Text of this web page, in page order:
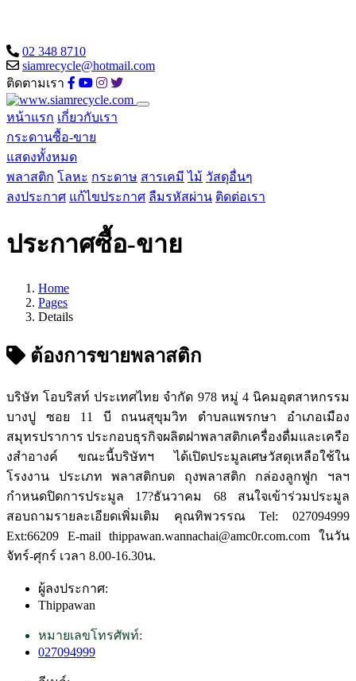
02 348 8710
siamrecycle@hotmail.com
ติดตามเรา
หน้าแรก เกี่ยวกับเรา
กระดานซื้อ-ขาย
แสดงทั้งหมด
พลาสติก โลหะ กระดาษ สารเคมี ไม้ วัสดุอื่นๆ
ลงประกาศ แก้ไขประกาศ ลืมรหัสผ่าน ติดต่อเรา
ประกาศซื้อ-ขาย
Home
Pages
Details
ต้องการขายพลาสติก
บริษัท โอบริสท์ ประเทศไทย จำกัด 978 หมู่ 4 นิคมอุตสาหกรรม
บางปู ซอย 11 บี ถนนสุขุมวิท ตำบลแพรกษา อำเภอเมือง
สมุทรปราการ ประกอบธุรกิจผลิตฝาพลาสติกเครื่องดื่มและเครือ
งสำอางค์ ขณะนี้บริษัทฯ ได้เปิดประมูลเศษวัสดุเหลือใช้ใน
โรงงาน ประเภท พลาสติกบด ถุงพลาสติก กล่องลูกฟูก ฯลฯ
กำหนดปิดการประมูล 17?ธันวาคม 68 สนใจเข้าร่วมประมูล
สอบถามรายละเอียดเพิ่มเติม คุณทิพวรรณ Tel: 027094999
Ext:66209 E-mail thippawan.wannachai@amc0r.com.com ในวัน
จัทร์-ศุกร์ เวลา 8.00-16.30น.
ผู้ลงประกาศ:
Thippawan
หมายเลขโทรศัพท์:
027094999